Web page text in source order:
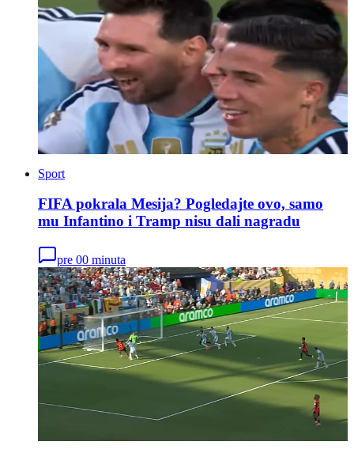
Sport
FIFA pokrala Mesija? Pogledajte ovo, samo
mu Infantino i Tramp nisu dali nagradu
pre 00 minuta